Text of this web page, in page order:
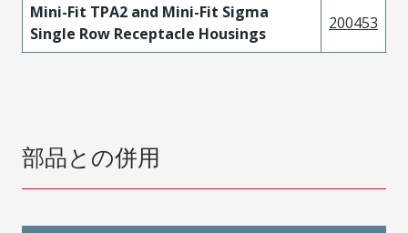
Mini-Fit TPA2 and Mini-Fit Sigma
Single Row Receptacle Housings
200453
部品との併用